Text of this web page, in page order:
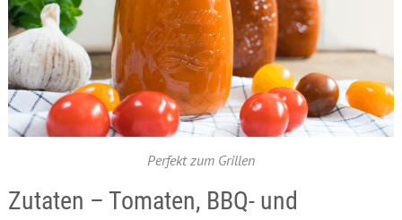
Perfekt zum Grillen
Zutaten – Tomaten, BBQ- und